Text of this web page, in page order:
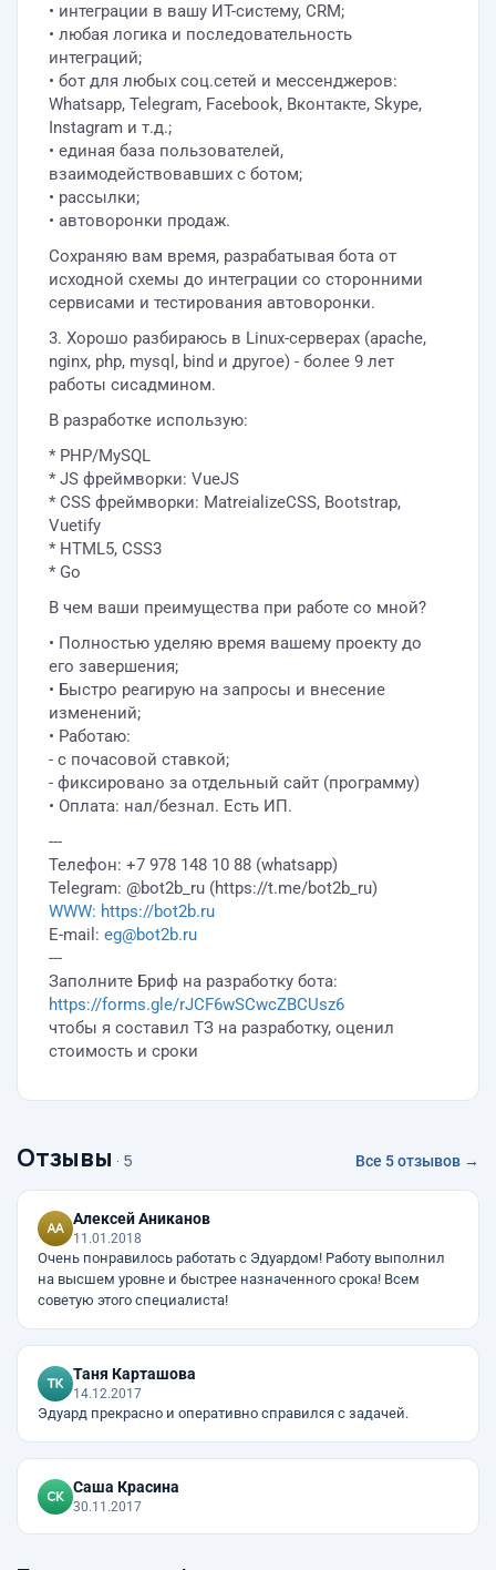
• интеграции в вашу ИТ-систему, CRM;
• любая логика и последовательность
интеграций;
• бот для любых соц.сетей и мессенджеров:
Whatsapp, Telegram, Facebook, Вконтакте, Skype,
Instagram и т.д.;
• единая база пользователей,
взаимодействовавших с ботом;
• рассылки;
• автоворонки продаж.
Сохраняю вам время, разрабатывая бота от
исходной схемы до интеграции со сторонними
сервисами и тестирования автоворонки.
3. Хорошо разбираюсь в Linux-серверах (apache,
nginx, php, mysql, bind и другое) - более 9 лет
работы сисадмином.
В разработке использую:
* PHP/MySQL
* JS фреймворки: VueJS
* CSS фреймворки: MatreializeCSS, Bootstrap,
Vuetify
* HTML5, CSS3
* Go
В чем ваши преимущества при работе со мной?
• Полностью уделяю время вашему проекту до
его завершения;
• Быстро реагирую на запросы и внесение
изменений;
• Работаю:
- с почасовой ставкой;
- фиксировано за отдельный сайт (программу)
• Оплата: нал/безнал. Есть ИП.
---
Телефон: +7 978 148 10 88 (whatsapp)
Telegram: @bot2b_ru (https://t.me/bot2b_ru)
WWW: https://bot2b.ru
E-mail: eg@bot2b.ru
---
Заполните Бриф на разработку бота:
https://forms.gle/rJCF6wSCwcZBCUsz6
чтобы я составил ТЗ на разработку, оценил
стоимость и сроки
Отзывы · 5 Все 5 отзывов →
Алексей Аниканов
11.01.2018
Очень понравилось работать с Эдуардом! Работу выполнил
на высшем уровне и быстрее назначенного срока! Всем
советую этого специалиста!
Таня Карташова
14.12.2017
Эдуард прекрасно и оперативно справился с задачей.
Саша Красина
30.11.2017